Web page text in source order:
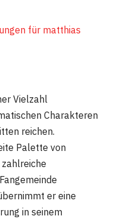
für matthias
Vielzahl
Charakteren
reichen.
Palette von
er eine
in seinem